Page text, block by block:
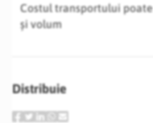
Costul transportului
și volum
Distribuie